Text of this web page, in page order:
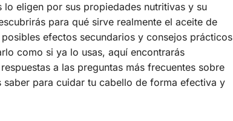
eligen por sus propiedades nutritivas y su
para qué sirve realmente el aceite de
efectos secundarios y consejos prácticos
como si ya lo usas, aquí encontrarás
a las preguntas más frecuentes sobre
para cuidar tu cabello de forma efectiva y